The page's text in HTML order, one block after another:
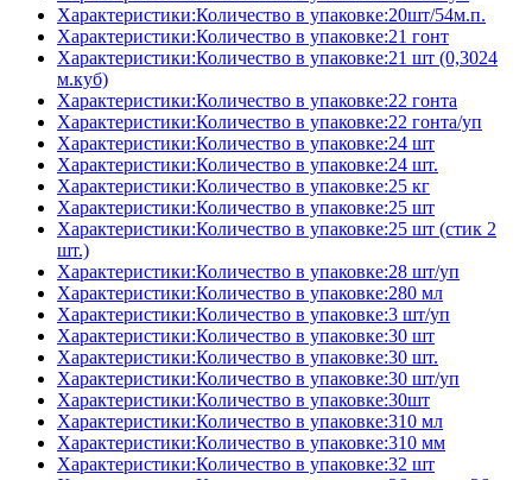
Характеристики:Количество в упаковке:20шт/54м.п.
Характеристики:Количество в упаковке:21 гонт
Характеристики:Количество в упаковке:21 шт (0,3024
м.куб)
Характеристики:Количество в упаковке:22 гонта
Характеристики:Количество в упаковке:22 гонта/уп
Характеристики:Количество в упаковке:24 шт
Характеристики:Количество в упаковке:24 шт.
Характеристики:Количество в упаковке:25 кг
Характеристики:Количество в упаковке:25 шт
Характеристики:Количество в упаковке:25 шт (стик 2
шт.)
Характеристики:Количество в упаковке:28 шт/уп
Характеристики:Количество в упаковке:280 мл
Характеристики:Количество в упаковке:3 шт/уп
Характеристики:Количество в упаковке:30 шт
Характеристики:Количество в упаковке:30 шт.
Характеристики:Количество в упаковке:30 шт/уп
Характеристики:Количество в упаковке:30шт
Характеристики:Количество в упаковке:310 мл
Характеристики:Количество в упаковке:310 мм
Характеристики:Количество в упаковке:32 шт